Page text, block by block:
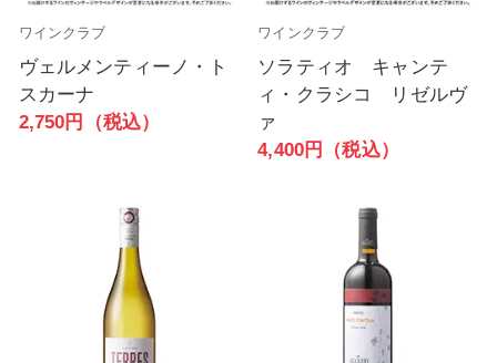
ワインクラブ
ヴェルメンティーノ・ト
スカーナ
2,750円（税込）
ワインクラブ
ソラティオ キャンテ
ィ・クラシコ リゼルヴ
ァ
4,400円（税込）